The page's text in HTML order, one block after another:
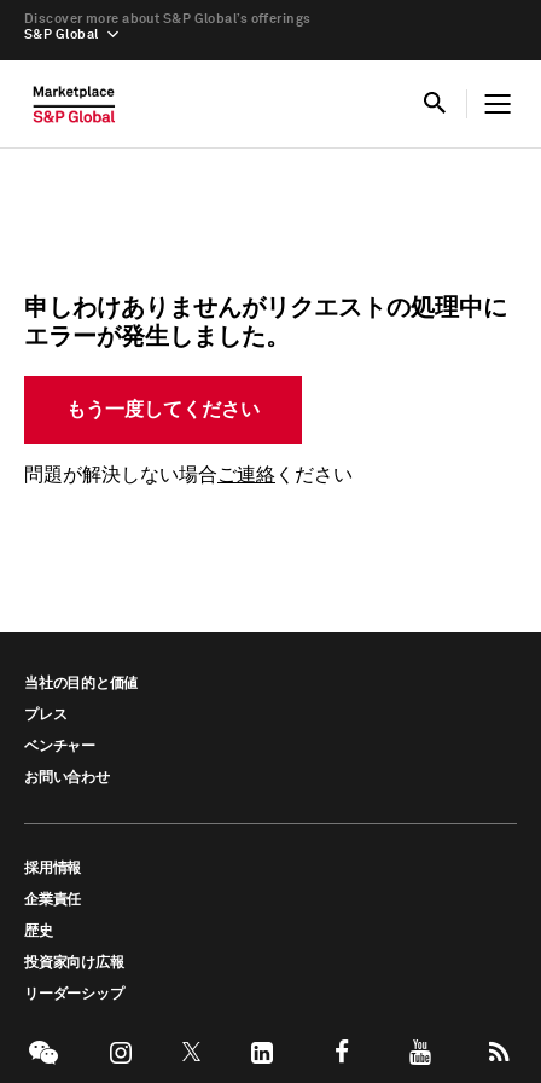
S&P Global
Discover more about S&P Global’s offerings
申しわけありませんがリクエストの処理中に
エラーが発生しました。
もう一度してください
問題が解決しない場合ご連絡 ください
当社の目的と価値
プレス
ベンチャー
お問い合わせ
採用情報
企業責任
歴史
投資家向け広報
リーダーシップ